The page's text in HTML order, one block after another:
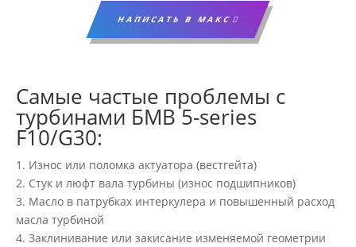
НАПИСАТЬ В МАКС
Самые частые проблемы с
турбинами БМВ 5-series
F10/G30:
1. Износ или поломка актуатора (вестгейта)
2. Стук и люфт вала турбины (износ подшипников)
3. Масло в патрубках интеркулера и повышенный расход
масла турбиной
4. Заклинивание или закисание изменяемой геометрии